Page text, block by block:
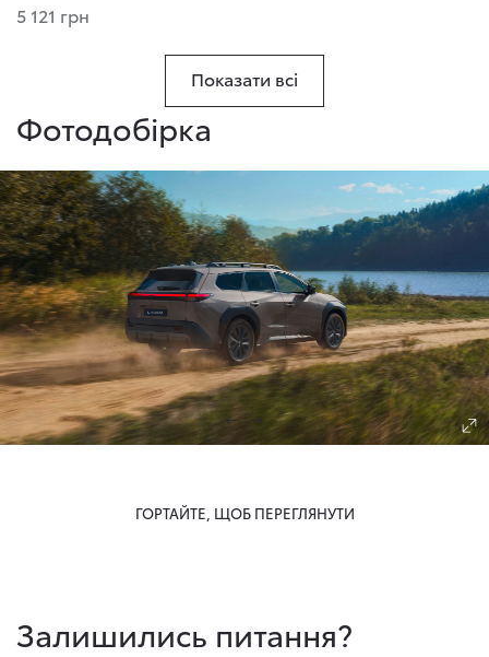
5 121 грн
Показати всі
Фотодобірка
ГОРТАЙТЕ, ЩОБ ПЕРЕГЛЯНУТИ
Залишились питання?